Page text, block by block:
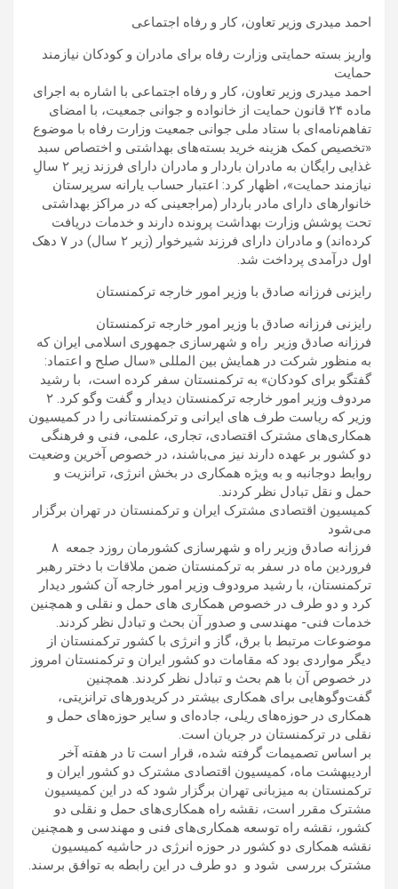
احمد میدری وزیر تعاون، کار و رفاه اجتماعی
واریز بسته حمایتی وزارت رفاه برای مادران و کودکان نیازمند
حمایت
احمد میدری وزیر تعاون، کار و رفاه اجتماعی با اشاره به اجرای
ماده ۲۴ قانون حمایت از خانواده و جوانی جمعیت، با امضای
تفاهم‌نامه‌ای با ستاد ملی جوانی جمعیت وزارت رفاه با موضوع
«تخصیص کمک هزینه خرید بسته‌های بهداشتی و اختصاص سبد
غذایی رایگان به مادران باردار و مادران دارای فرزند زیر ۲ سالِ
نیازمند حمایت»، اظهار کرد: اعتبار حساب یارانه سرپرستان
خانوارهای دارای مادر باردار (مراجعینی که در مراکز بهداشتی
تحت پوشش وزارت بهداشت پرونده دارند و خدمات دریافت
کرده‌اند) و مادران دارای فرزند شیرخوار (زیر ۲ سال) در ۷ دهک
اول درآمدی پرداخت شد.
رایزنی فرزانه صادق با وزیر امور خارجه ترکمنستان
رایزنی فرزانه صادق با وزیر امور خارجه ترکمنستان
فرزانه صادق وزیر راه و شهرسازی جمهوری اسلامی ایران که
به منظور شرکت در همایش بین المللی «سال صلح و اعتماد:
گفتگو برای کودکان» به ترکمنستان سفر کرده است، با رشید
مردوف وزیر امور خارجه ترکمنستان دیدار و گفت وگو کرد. ۲
وزیر که ریاست طرف های ایرانی و ترکمنستانی را در کمیسیون
همکاری‌های مشترک اقتصادی، تجاری، علمی، فنی و فرهنگی
دو کشور بر عهده دارند نیز می‌باشند، در خصوص آخرین وضعیت
روابط دوجانبه و به ویژه همکاری در بخش انرژی، ترانزیت و
حمل و نقل تبادل نظر کردند.
کمیسیون اقتصادی مشترک ایران و ترکمنستان در تهران برگزار
می‌شود
فرزانه صادق وزیر راه و شهرسازی کشورمان روزد جمعه ۸
فروردین ماه در سفر به ترکمنستان ضمن ملاقات با دختر رهبر
ترکمنستان، با رشید مرودوف وزیر امور خارجه آن کشور دیدار
کرد و دو طرف در خصوص همکاری های حمل و نقلی و همچنین
خدمات فنی- مهندسی و صدور آن بحث و تبادل نظر کردند.
موضوعات مرتبط با برق، گاز و انرژی با کشور ترکمنستان از
دیگر مواردی بود که مقامات دو کشور ایران و ترکمنستان امروز
در خصوص آن با هم بحث و تبادل نظر کردند. همچنین
گفت‌وگوهایی برای همکاری بیشتر در کریدورهای ترانزیتی،
همکاری در حوزه‌های ریلی، جاده‌ای و سایر حوزه‌های حمل و
نقلی در ترکمنستان در جریان است.
بر اساس تصمیمات گرفته شده، قرار است تا در هفته آخر
اردیبهشت ماه، کمیسیون اقتصادی مشترک دو کشور ایران و
ترکمنستان به میزبانی تهران برگزار شود که در این کمیسیون
مشترک مقرر است، نقشه راه همکاری‌های حمل و نقلی دو
کشور، نقشه راه توسعه همکاری‌های فنی و مهندسی و همچنین
نقشه همکاری دو کشور در حوزه انرژی در حاشیه کمیسیون
مشترک بررسی شود و دو طرف در این رابطه به توافق برسند.